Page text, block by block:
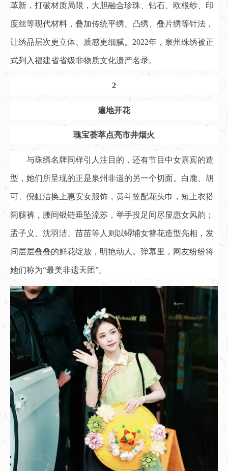
革新，打破材质局限，大胆融合珍珠、钻石、欧根纱、印
度丝等现代材料，叠加传统平绣、凸绣、叠片绣等针法，
让绣品层次更立体、质感更细腻。2022年，泉州珠绣被正
式列入福建省省级非物质文化遗产名录。
2
遍地开花
瑰宝荟萃点亮市井烟火
与珠绣名牌同样引人注目的，还有节目中女嘉宾的造
型，她们所呈现的正是泉州非遗的另一个切面。白鹿、胡
可、倪虹洁换上惠安女服饰，黄斗笠配花头巾，短上衣搭
阔腿裤，腰间银链垂坠流苏，举手投足间尽显惠女风韵；
孟子义、沈羽洁、苗苗等人则以蟳埔女簪花造型亮相，发
间层层叠叠的鲜花绽放，明艳动人。弹幕里，网友纷纷将
她们称为“最美非遗天团”。